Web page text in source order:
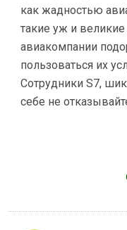
как жадностью
такие уж и
авиакомпании
пользоваться их
Сотрудники S7,
себе не